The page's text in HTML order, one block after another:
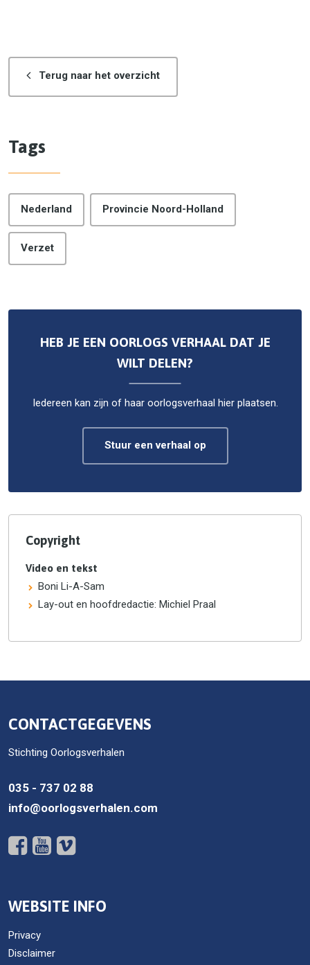
Terug naar het overzicht
Tags
Nederland Provincie Noord-Holland
Verzet
HEB JE EEN OORLOGS VERHAAL DAT JE
WILT DELEN?
Iedereen kan zijn of haar oorlogsverhaal hier plaatsen.
Stuur een verhaal op
Copyright
Video en tekst
Boni Li-A-Sam
Lay-out en hoofdredactie: Michiel Praal
CONTACTGEGEVENS
Stichting Oorlogsverhalen
035 - 737 02 88
info@oorlogsverhalen.com
WEBSITE INFO
Privacy
Disclaimer